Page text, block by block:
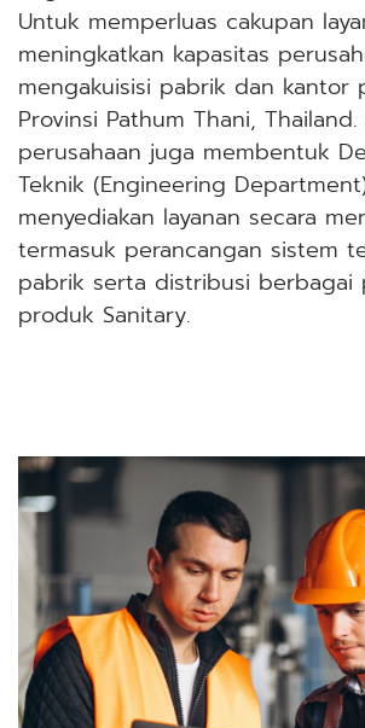
Untuk memperluas cakupan
meningkatkan kapasitas
mengakuisisi pabrik dan kantor
Provinsi Pathum Thani,
perusahaan juga membentuk
Teknik (Engineering
menyediakan layanan secara
termasuk perancangan sistem
pabrik serta distribusi berbagai
produk Sanitary.